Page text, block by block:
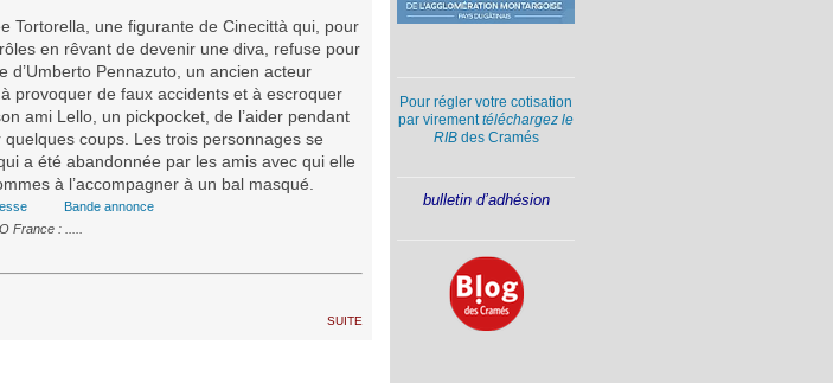
Tortorella, une figurante de Cinecittà qui, pour
en rêvant de devenir une diva, refuse pour
d’Umberto Pennazuto, un ancien acteur
provoquer de faux accidents et à escroquer
ami Lello, un pickpocket, de l’aider pendant
coups. Les trois personnages se
a été abandonnée par les amis avec qui elle
à l’accompagner à un bal masqué.
Bande annonce
France : .....
suite
Pour régler votre cotisation
par virementtéléchargez le
RIBdes Cramés
bulletin d’adhésion